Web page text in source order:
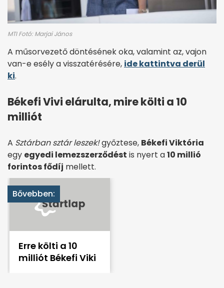
MTI Fotó: Marjai János
A műsorvezető döntésének oka, valamint az, vajon
van-e esély a visszatérésére, ide kattintva derül
ki.
Békefi Vivi elárulta, mire költi a 10
milliót
A Sztárban sztár leszek!győztese, Békefi Viktória
egy egyedi lemezszerződést is nyert a10 millió
forintos fődíj mellett.
Bővebben:
Erre költi a 10
milliót Békefi Viki